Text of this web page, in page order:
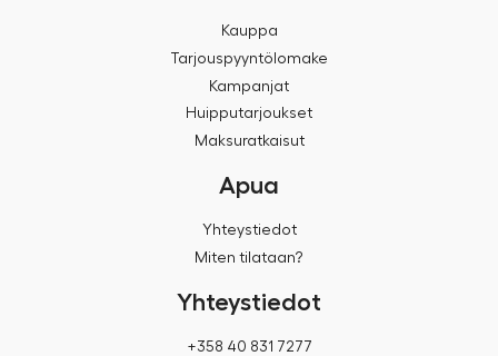
Kauppa
Tarjouspyyntölomake
Kampanjat
Huipputarjoukset
Maksuratkaisut
Apua
Yhteystiedot
Miten tilataan?
Yhteystiedot
+358 40 831 7277